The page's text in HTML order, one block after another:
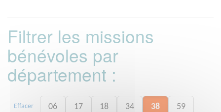
Filtrer les missions
bénévoles par
département :
Effacer 06 17 18 34 38 59